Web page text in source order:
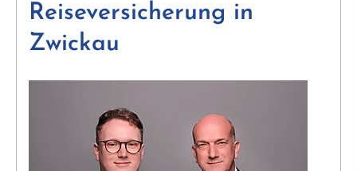
Reiseversicherung in
Zwickau